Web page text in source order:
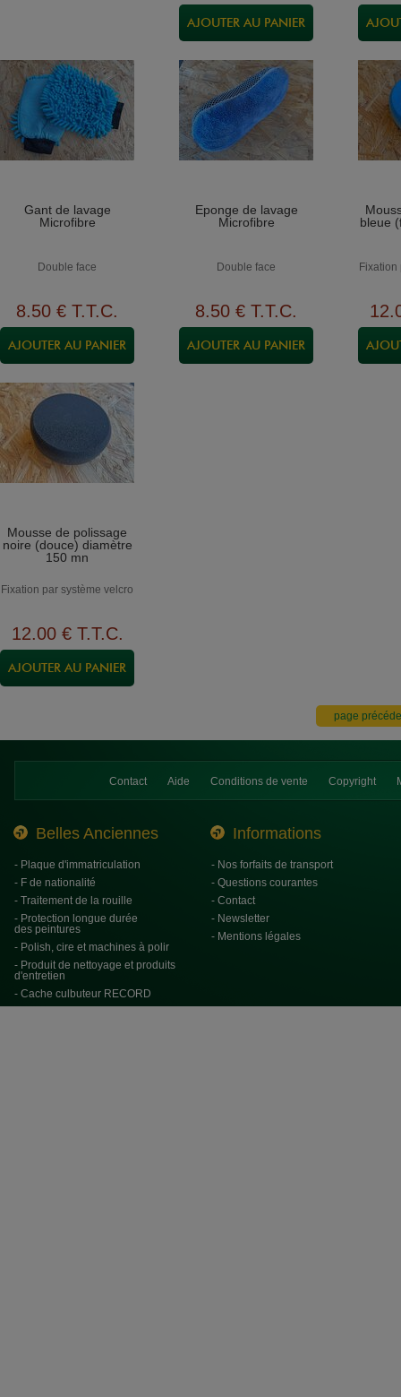
Gant de lavage
Microfibre
Double face
8.50 € T.T.C.
Eponge de lavage
Microfibre
Double face
8.50 € T.T.C.
bleue
Fixation
12
Mousse de polissage
noire (douce) diamètre
150 mn
Fixation par système velcro
12.00 € T.T.C.
Contact Aide Conditions de vente Copyright
Belles Anciennes Informations
- Plaque d'immatriculation
- F de nationalité
- Traitement de la rouille
- Protection longue durée
des peintures
- Polish, cire et machines à polir
- Produit de nettoyage et produits
d'entretien
- Cache culbuteur RECORD
- Nos forfaits de transport
- Questions courantes
- Contact
- Newsletter
- Mentions légales